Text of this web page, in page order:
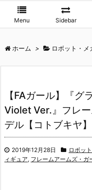
Menu Sidebar
ホーム > ロボット・メ
【FAガール】『
Violet Ver.』フレ
デル【コトブキヤ
2019年12月28日 ロボッ
ィギュア, フレームアームズ・ガ